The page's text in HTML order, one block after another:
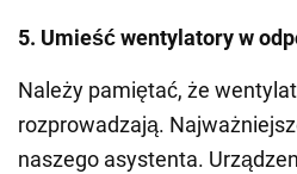
5. Umieść wentylatory w
Należy pamiętać, że
rozprowadzają.
naszego asystenta.